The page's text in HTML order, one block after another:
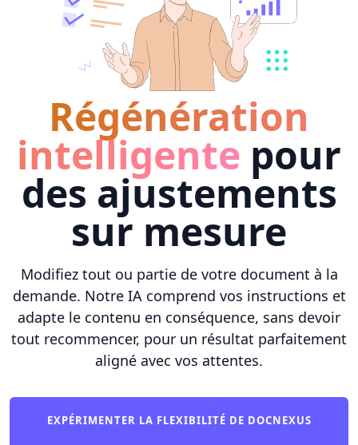
Régénération
intelligente pour
des ajustements
sur mesure
Modifiez tout ou partie de votre document à la
demande. Notre IA comprend vos instructions et
adapte le contenu en conséquence, sans devoir
tout recommencer, pour un résultat parfaitement
aligné avec vos attentes.
EXPÉRIMENTER LA FLEXIBILITÉ DE DOCNEXUS